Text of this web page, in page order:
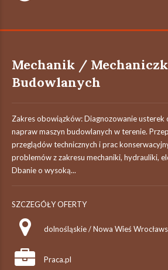
Mechanik /
Budowlanych
Zakres obowiązków: Diagnozowanie usterek
napraw maszyn budowlanych w terenie.
przeglądów technicznych i prac
problemów z zakresu mechaniki, hydrauliki,
Dbanie o wysoką...
SZCZEGÓŁY OFERTY
dolnośląskie / Nowa Wieś
Praca.pl